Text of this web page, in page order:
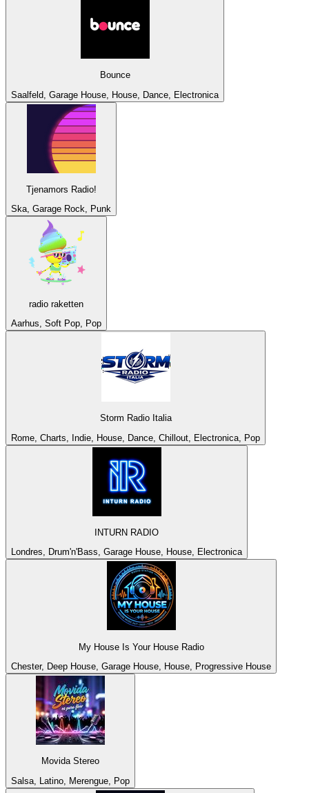
Bounce
Saalfeld, Garage House, House, Dance, Electronica
Tjenamors Radio!
Ska, Garage Rock, Punk
radio raketten
Aarhus, Soft Pop, Pop
Storm Radio Italia
Rome, Charts, Indie, House, Dance, Chillout, Electronica, Pop
INTURN RADIO
Londres, Drum'n'Bass, Garage House, House, Electronica
My House Is Your House Radio
Chester, Deep House, Garage House, House, Progressive House
Movida Stereo
Salsa, Latino, Merengue, Pop